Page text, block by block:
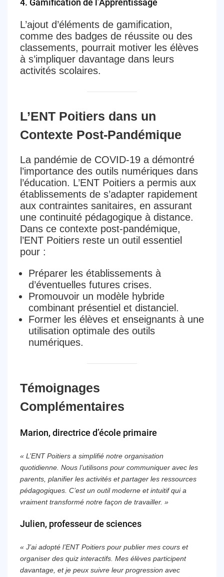
4. Gamification de l’Apprentissage
L’ajout d’éléments de gamification,
comme des badges de réussite ou des
classements, pourrait motiver les élèves
à s’impliquer davantage dans leurs
activités scolaires.
L’ENT Poitiers dans un
Contexte Post-Pandémique
La pandémie de COVID-19 a démontré
l’importance des outils numériques dans
l’éducation. L’ENT Poitiers a permis aux
établissements de s’adapter rapidement
aux contraintes sanitaires, en assurant
une continuité pédagogique à distance.
Dans ce contexte post-pandémique,
l’ENT Poitiers reste un outil essentiel
pour :
Préparer les établissements à
d’éventuelles futures crises.
Promouvoir un modèle hybride
combinant présentiel et distanciel.
Former les élèves et enseignants à une
utilisation optimale des outils
numériques.
Témoignages
Complémentaires
Marion, directrice d’école primaire
« L’ENT Poitiers a simplifié notre organisation
quotidienne. Nous l’utilisons pour communiquer avec les
parents, planifier les activités et partager les ressources
pédagogiques. C’est un outil moderne et intuitif qui a
vraiment transformé notre façon de travailler. »
Julien, professeur de sciences
« J’ai adopté l’ENT Poitiers pour publier mes cours et
organiser des quiz interactifs. Mes élèves participent
davantage, et je peux suivre leur progression avec